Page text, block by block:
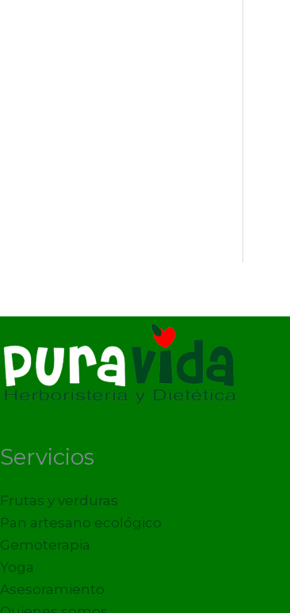
Servicios
Frutas y verduras
Pan artesano ecológico
Gemoterapia
Yoga
Asesoramiento